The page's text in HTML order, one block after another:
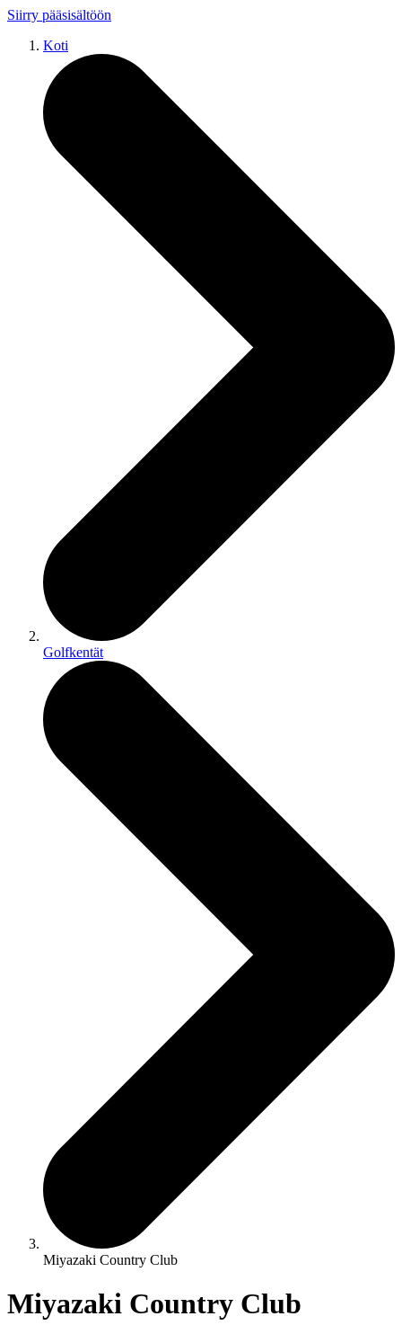
Siirry pääsisältöön
Koti
Golfkentät
Miyazaki Country Club
Miyazaki Country Club